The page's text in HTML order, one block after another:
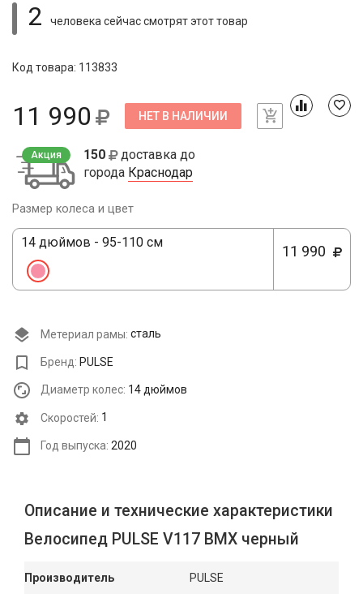
2 человека сейчас смотрятэтот товар
Код товара: 113833
11 990 НЕТ В НАЛИЧИИ
Акция 150
доставка до
города Краснодар
Размер колеса и цвет
14 дюймов - 95-110 см
11 990
Метериал рамы: сталь
Бренд: PULSE
Диаметр колес: 14 дюймов
Cкоростей: 1
Год выпуска: 2020
Описание и технические характеристики
Велосипед PULSE V117 BMX черный
Производитель PULSE